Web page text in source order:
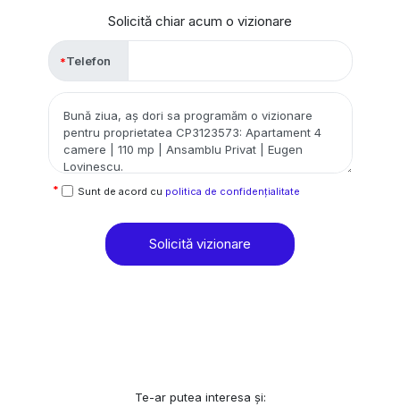
Solicită chiar acum o vizionare
Telefon
Sunt de acord cu politica de confidențialitate
Solicită vizionare
Te-ar putea interesa și: